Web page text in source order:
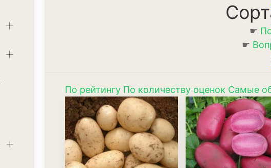
☛
☛
По рейтингу По количеству оценок Самые